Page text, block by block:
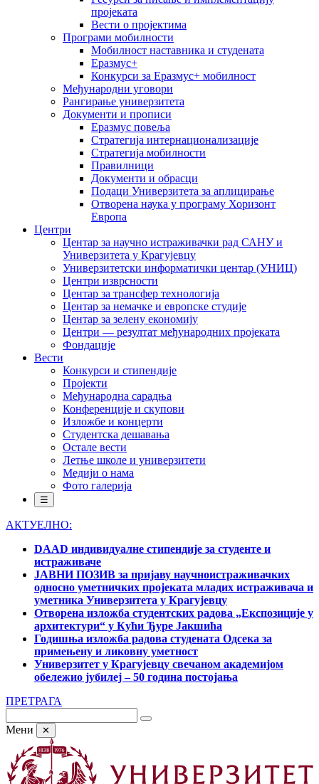
пројеката
Вести о пројектима
Програми мобилности
Мобилност наставника и студената
Еразмус+
Конкурси за Еразмус+ мобилност
Међународни уговори
Рангирање универзитета
Документи и прописи
Еразмус повеља
Стратегија интернационализације
Стратегија мобилности
Правилници
Документи и обрасци
Подаци Универзитета за аплицирање
Отворена наука у програму Хоризонт
Европа
Центри
Центар за научно истраживачки рад САНУ и
Универзитета у Крагујевцу
Универзитетски информатички центар (УНИЦ)
Центри изврсности
Центар за трансфер технологија
Центар за немачке и европске студије
Центар за зелену економију
Центри — резултат међународних пројеката
Фондације
Вести
Конкурси и стипендије
Пројекти
Међународна сарадња
Конференције и скупови
Изложбе и концерти
Студентска дешавања
Остале вести
Летње школе и универзитети
Медији о нама
Фото галерија
☰
АКТУЕЛНО:
DAAD индивидуалне стипендије за студенте и
истраживаче
ЈАВНИ ПОЗИВ за пријаву научноистраживачких
односно уметничких пројеката младих истраживача и
уметника Универзитета у Крагујевцу
Отворена изложба студентских радова „Експозиције у
архитектури“ у Кући Ђуре Јакшића
Годишња изложба радова студената Одсека за
примењену и ликовну уметност
Универзитет у Крагујевцу свечаном академијом
обележио јубилеј – 50 година постојања
ПРЕТРАГА
Мени ✕